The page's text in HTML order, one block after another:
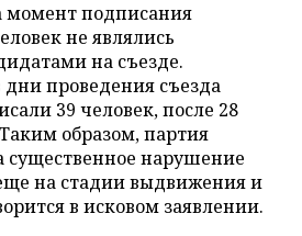
момент подписания
не являлись
на съезде.
проведения съезда
39 человек, после 28
образом, партия
существенное нарушение
на стадии выдвижения и
в исковом заявлении.